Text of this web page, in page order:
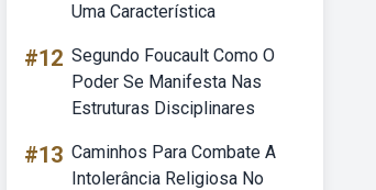
Uma Característica
#12 Segundo Foucault Como O
Poder Se Manifesta Nas
Estruturas Disciplinares
#13 Caminhos Para Combate A
Intolerância Religiosa No